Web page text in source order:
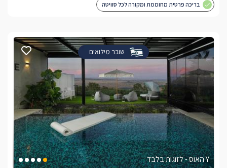
בריכה פרטית מחוממת ומקורה לכל סוויטה
שובר מילואים
Y האוס - לזוגות בלבד